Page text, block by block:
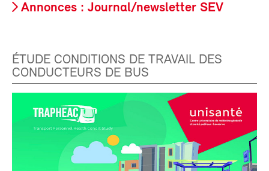
Annonces : Journal/newsletter SEV
ÉTUDE CONDITIONS DE TRAVAIL DES
CONDUCTEURS DE BUS